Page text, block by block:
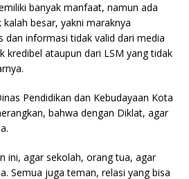
banyak manfaat, namun ada
besar, yakni maraknya
dan informasi tidak valid dari media
kredibel ataupun dari LSM yang tidak
Pendidikan dan Kebudayaan Kota
bahwa dengan Diklat, agar
ini, agar sekolah, orang tua, agar
Semua juga teman, relasi yang bisa